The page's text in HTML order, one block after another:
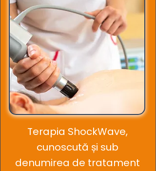
Terapia ShockWave,
cunoscută și sub
denumirea de tratament